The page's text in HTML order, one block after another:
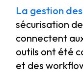
La gestion
sécurisation
connectent
outils ont été
et des